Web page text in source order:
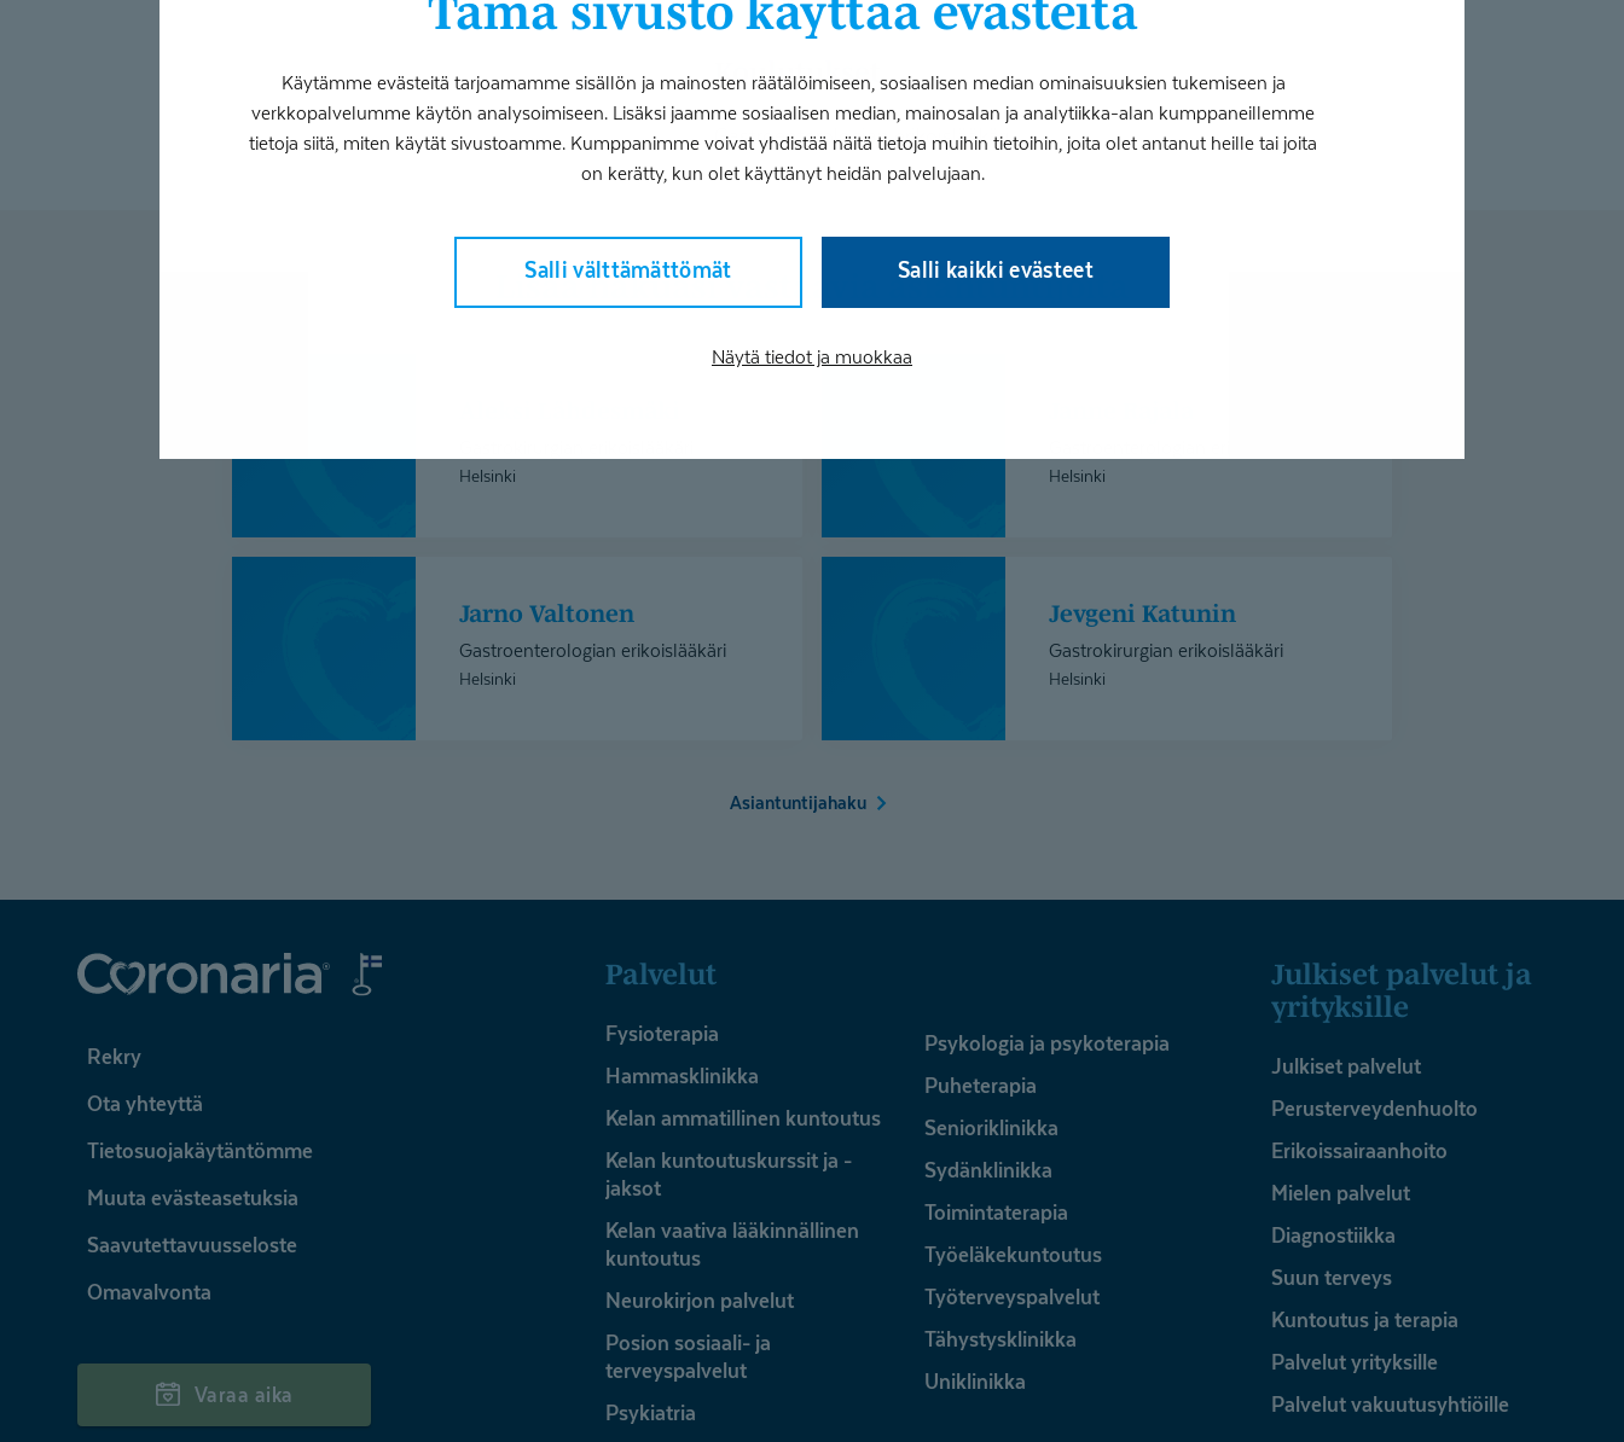
Tämä sivusto käyttää evästeitä
Käytämme evästeitä tarjoamamme sisällön ja mainosten räätälöimiseen, sosiaalisen median ominaisuuksien tukemiseen ja
verkkopalvelumme käytön analysoimiseen. Lisäksi jaamme sosiaalisen median, mainosalan ja analytiikka-alan kumppaneillemme
tietoja siitä, miten käytät sivustoamme. Kumppanimme voivat yhdistää näitä tietoja muihin tietoihin, joita olet antanut heille tai joita
on kerätty, kun olet käyttänyt heidän palvelujaan.
Salli välttämättömät Salli kaikki evästeet
Näytä tiedot ja muokkaa
Koulutukset
Gastroenterologian erikoislääkäri
Lisää hakuasi vastaavia asiantuntijoita
Helsinki
Janne
Helsinki
Jarno Valtonen
Gastroenterologian erikoislääkäri
Helsinki
Jevgeni Katunin
Gastrokirurgian erikoislääkäri
Helsinki
Asiantuntijahaku
Coronaria
Rekry
Ota yhteyttä
Tietosuojakäytäntömme
Muuta evästeasetuksia
Saavutettavuusseloste
Omavalvonta
Varaa aika
Palvelut
Fysioterapia
Hammasklinikka
Kelan ammatillinen kuntoutus
Kelan kuntoutuskurssit ja -
jaksot
Kelan vaativa lääkinnällinen
kuntoutus
Neurokirjon palvelut
Posion sosiaali- ja
terveyspalvelut
Psykiatria
Psykologia ja psykoterapia
Puheterapia
Senioriklinikka
Sydänklinikka
Toimintaterapia
Työeläkekuntoutus
Työterveyspalvelut
Tähystysklinikka
Uniklinikka
Julkiset palvelut ja
yrityksille
Julkiset palvelut
Perusterveydenhuolto
Erikoissairaanhoito
Mielen palvelut
Diagnostiikka
Suun terveys
Kuntoutus ja terapia
Palvelut yrityksille
Palvelut vakuutusyhtiöille